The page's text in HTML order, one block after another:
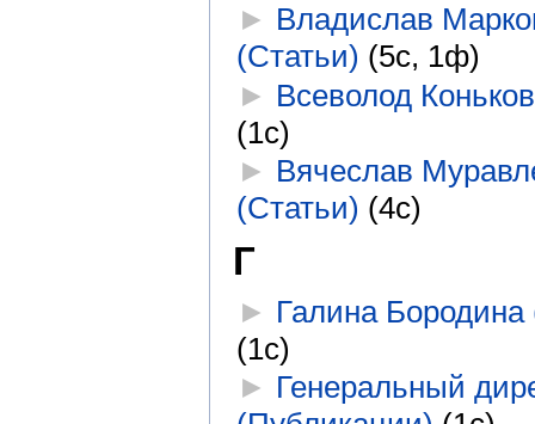
► Владислав
(Статьи) (5с, 1ф)
► Всеволод
(1с)
► Вячеслав
(Статьи) (4с)
Г
► Галина Бородина
(1с)
► Генеральный